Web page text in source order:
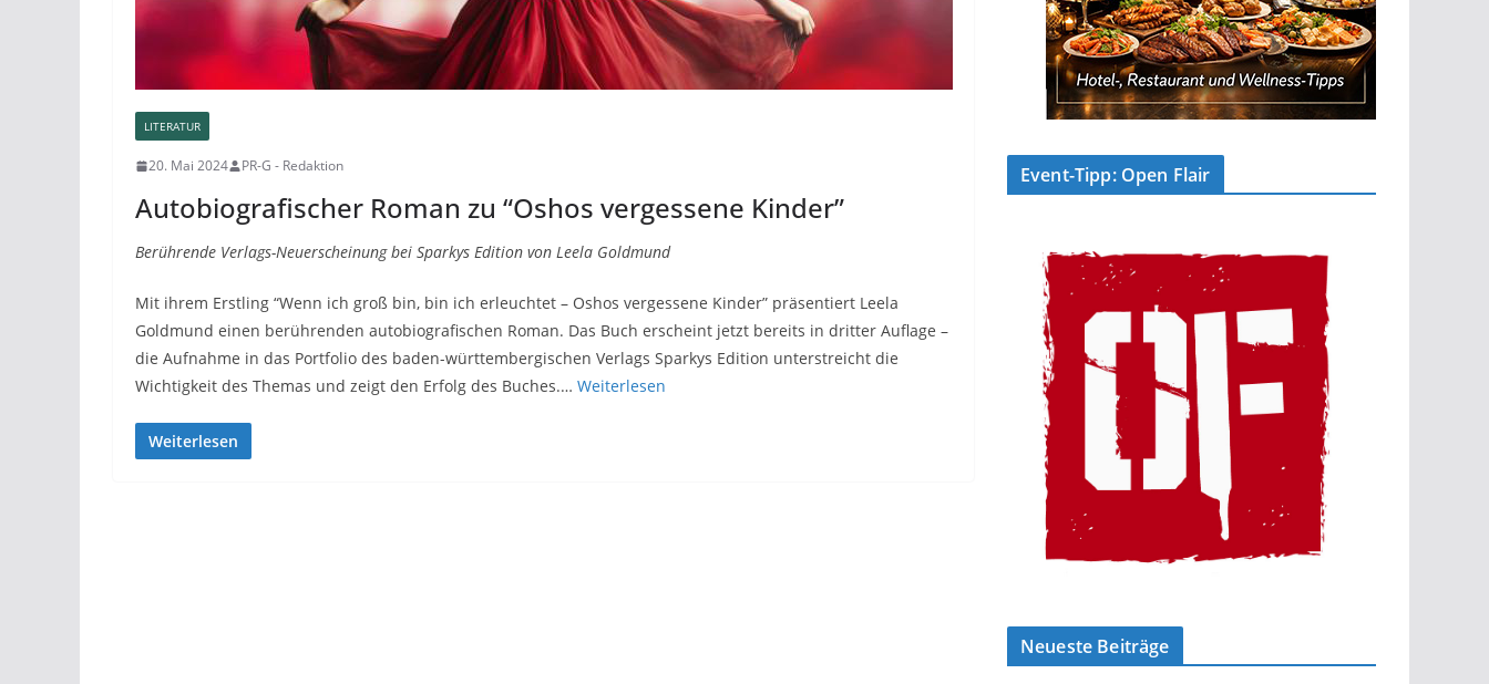
LITERATUR
20. Mai 2024 PR-G - Redaktion
Autobiografischer Roman zu “Oshos vergessene Kinder”
Berührende Verlags-Neuerscheinung bei Sparkys Edition von Leela Goldmund
Mit ihrem Erstling “Wenn ich groß bin, bin ich erleuchtet – Oshos vergessene Kinder” präsentiert Leela
Goldmund einen berührenden autobiografischen Roman. Das Buch erscheint jetzt bereits in dritter Auflage –
die Aufnahme in das Portfolio des baden-württembergischen Verlags Sparkys Edition unterstreicht die
Wichtigkeit des Themas und zeigt den Erfolg des Buches.… Weiterlesen
Weiterlesen
Event-Tipp: Open Flair
Neueste Beiträge